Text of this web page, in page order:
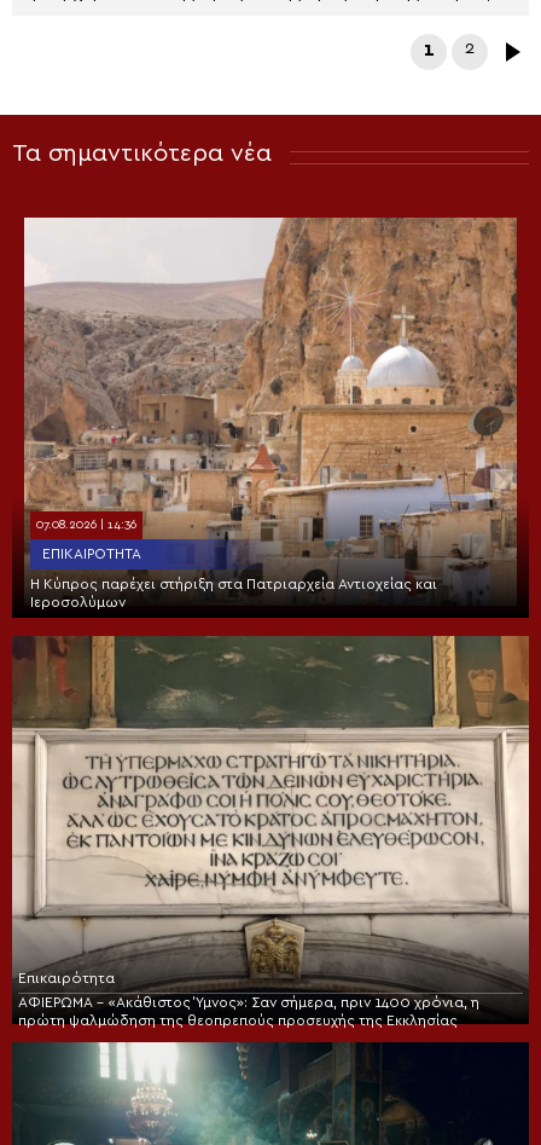
1 2
Τα σημαντικότερα νέα
07.08.2026 | 14:36
ΕΠΙΚΑΙΡΌΤΗΤΑ
Η Κύπρος παρέχει στήριξη στα Πατριαρχεία Αντιοχείας και
Ιεροσολύμων
Επικαιρότητα
ΑΦΙΕΡΩΜΑ – «Ακάθιστος Ύμνος»: Σαν σήμερα, πριν 1400 χρόνια, η
πρώτη ψαλμώδηση της θεοπρεπούς προσευχής της Εκκλησίας